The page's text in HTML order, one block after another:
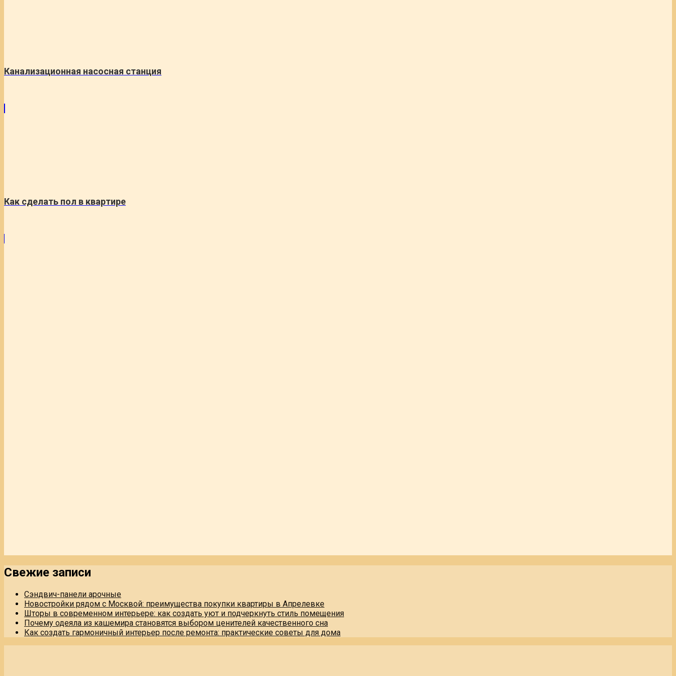
Канализационная насосная станция
Как сделать пол в квартире
Свежие записи
Сэндвич-панели арочные
Новостройки рядом с Москвой: преимущества покупки квартиры в Апрелевке
Шторы в современном интерьере: как создать уют и подчеркнуть стиль помещения
Почему одеяла из кашемира становятся выбором ценителей качественного сна
Как создать гармоничный интерьер после ремонта: практические советы для дома